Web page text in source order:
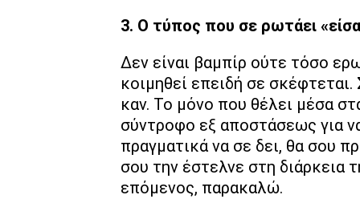
3. Ο τύπος που σε ρωτάει
Δεν είναι βαμπίρ ούτε τόσο
κοιμηθεί επειδή σε
καν. Το μόνο που θέλει μέσα
σύντροφο εξ αποστάσεως για
πραγματικά να σε δει, θα σου
σου την έστελνε στη διάρκεια
επόμενος, παρακαλώ.